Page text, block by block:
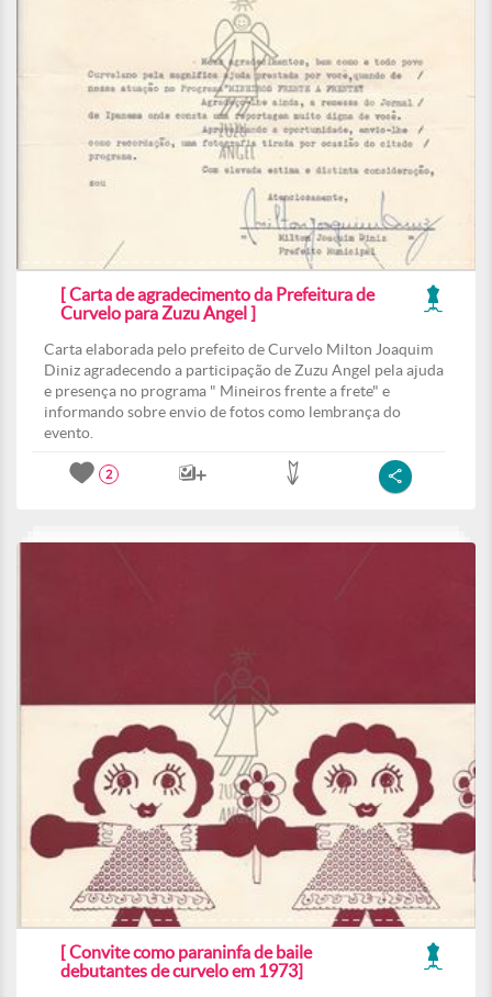
[ Carta de agradecimento da Prefeitura de
Curvelo para Zuzu Angel ]
Carta elaborada pelo prefeito de Curvelo Milton Joaquim
Diniz agradecendo a participação de Zuzu Angel pela ajuda
e presença no programa " Mineiros frente a frete" e
informando sobre envio de fotos como lembrança do
evento.
2
[ Convite como paraninfa de baile
debutantes de curvelo em 1973]